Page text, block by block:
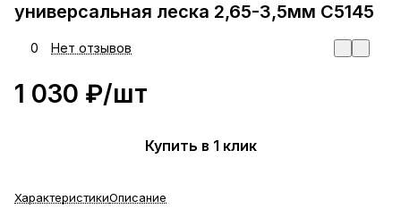
универсальная леска 2,65-3,5мм С5145
0 Нет отзывов
1 030 ₽/шт
Купить в 1 клик
ХарактеристикиОписание